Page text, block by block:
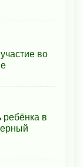
во
ребёнка в